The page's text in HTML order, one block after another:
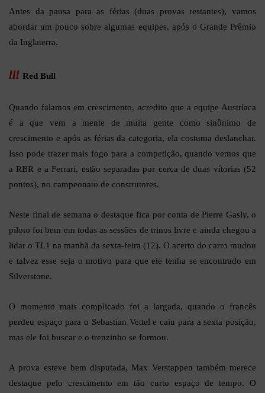
Antes da pausa para as férias (duas provas restantes), vamos
abordar um pouco sobre algumas equipes, após o Grande Prêmio
da Inglaterra.
lll Red Bull
Quando falamos em crescimento, acredito que a equipe Austríaca
é a que vem a mente de muita gente como sinônimo de
crescimento e após as férias da categoria, ela costuma deslanchar.
Isso pode trazer mais fogo para a competição, quando vemos que
a RBR e a Ferrari, estão separadas por cerca de duas vítorias (52
pontos), no campeonato de construtores.
Neste final de semana o destaque fica por conta de Pierre Gasly, o
piloto foi bem em todas as sessões de trinos livre e ainda chegou a
lidar o TL1 na manhã da sexta-feira (12). O acerto do carro mudou
e talvez esse seja o motivo para que ele tenha se encontrado em
Silverstone.
O momento mais complicado foi a largada, quando o francês
perdeu espaço para o Sebastian Vettel e caiu para a sexta posição,
mas ele foi buscar e o trenzinho se formou.
A prova esteve bem disputada, Max Verstappen também merece
destaque pelo crescimento em tão curto espaço de tempo. O